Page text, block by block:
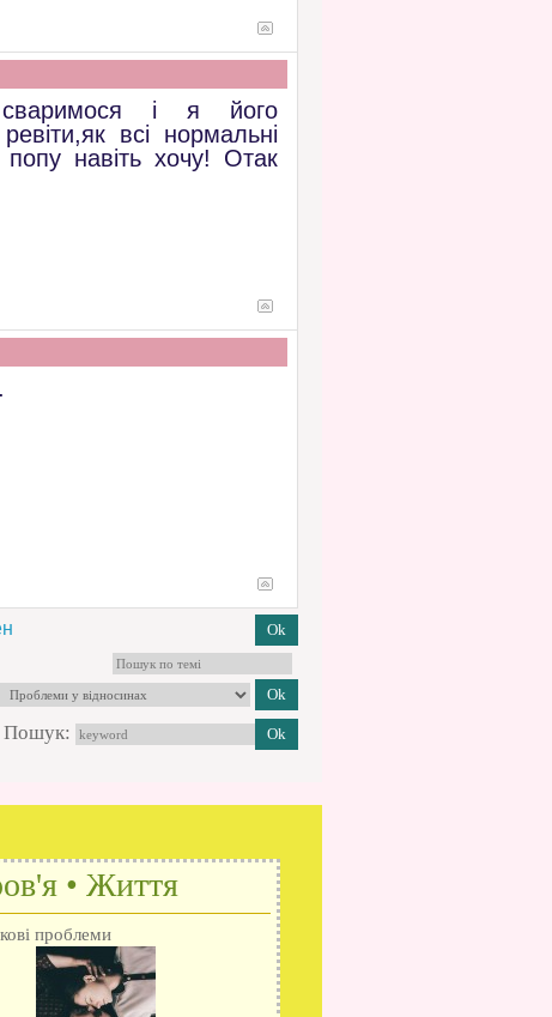
і я його
всі нормальні
попу навіть хочу! Отак
Пошук:
• Життя
проблеми